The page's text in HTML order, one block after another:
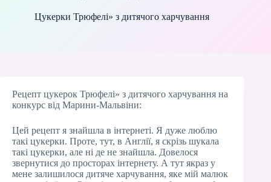
Цукерки Трюфелі» з дитячого харчування
Рецепт цукерок Трюфелі» з дитячого харчування на
конкурс від Марини-Мальвіни:
Цей рецепт я знайшла в інтернеті. Я дуже люблю
такі цукерки. Проте, тут, в Англії, я скрізь шукала
такі цукерки, але ні де не знайшла. Довелося
звернутися до просторах інтернету. А тут якраз у
мене залишилося дитяче харчування, яке мій малюк